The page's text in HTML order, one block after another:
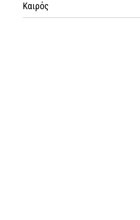
Καιρός